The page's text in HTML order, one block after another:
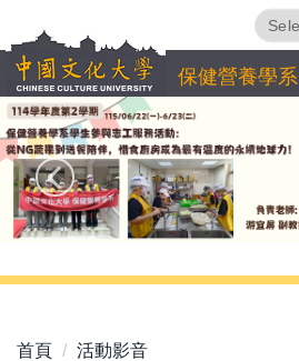
到
主
要
內
容
區
保健營養學系
首頁 活動影音